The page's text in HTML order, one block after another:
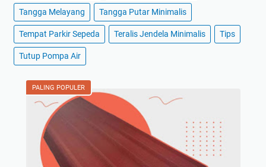
Tangga Melayang Tangga Putar Minimalis
Tempat Parkir Sepeda Teralis Jendela Minimalis Tips
Tutup Pompa Air
PALING POPULER